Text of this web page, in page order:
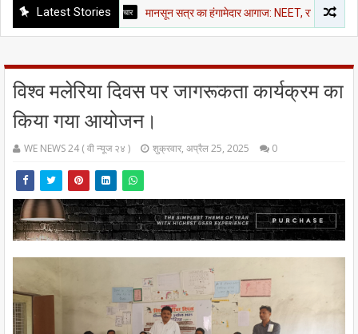
Latest Stories
राजनीती समाचार मानसून सत्र का हंगामेदार आगाज: NEET, राम मंदिर चंदा और CJP
विश्व मलेरिया दिवस पर जागरूकता कार्यक्रम का
किया गया आयोजन।
WE NEWS 24 ( वी न्यूज २४ ) शुक्रवार, अप्रैल 25, 2025 0